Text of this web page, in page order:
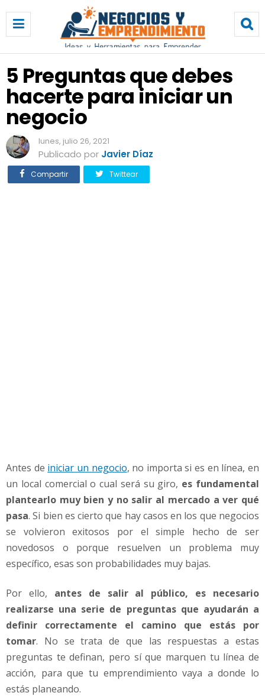
P
r
e
u
n
t
a
q
u
e
d
r
u
n
e
g
o
5 Preguntas que debes
hacerte para iniciar un
negocio
lunes, julio 26, 2021
Publicado por Javier Díaz
Compartir Twittear
Antes de iniciar un negocio, no importa si es en línea, en
un local comercial o cual será su giro, es fundamental
plantearlo muy bien y no salir al mercado a ver qué
pasa. Si bien es cierto que hay casos en los que negocios
se volvieron exitosos por el simple hecho de ser
novedosos o porque resuelven un problema muy
específico, esas son probabilidades muy bajas.
Por ello, antes de salir al público, es necesario
realizarse una serie de preguntas que ayudarán a
definir correctamente el camino que estás por
tomar. No se trata de que las respuestas a estas
preguntas te definan, pero sí que marquen tu línea de
acción, para que tu emprendimiento vaya a donde lo
estás planeando.